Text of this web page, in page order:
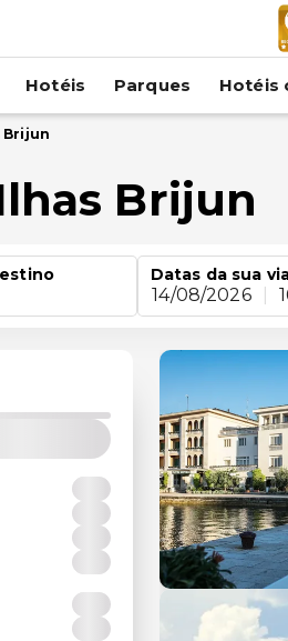
Hotéis Parques Hotéis
Brijun
Brijun
Datas da sua
14/08/2026